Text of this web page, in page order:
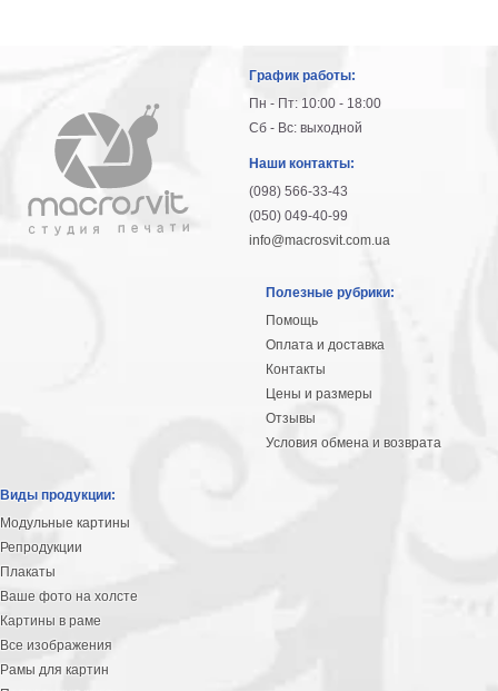
График работы:
Пн - Пт: 10:00 - 18:00
Сб - Вс: выходной
Наши контакты:
(098) 566-33-43
(050) 049-40-99
info@macrosvit.com.ua
Полезные рубрики:
Помощь
Оплата и доставка
Контакты
Цены и размеры
Отзывы
Условия обмена и возврата
Виды продукции:
Модульные картины
Репродукции
Плакаты
Ваше фото на холсте
Картины в раме
Все изображения
Рамы для картин